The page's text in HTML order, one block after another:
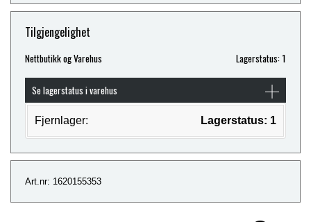
Tilgjengelighet
Nettbutikk og Varehus Lagerstatus: 1
Se lagerstatus i varehus
Fjernlager: Lagerstatus: 1
Art.nr: 1620155353